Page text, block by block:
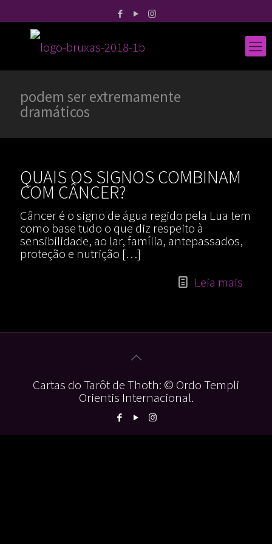
podem ser extremamente
dramáticos
QUAIS OS SIGNOS COMBINAM
COM CÂNCER?
Câncer é o signo de água regido pela Lua tem
como base tudo o que diz respeito à
sensibilidade, ao lar, família, antepassados,
proteção e nutrição […]
Leia mais
Cartas do Tarôt de Thoth: © Ordo Templi
Orientis Internacional.